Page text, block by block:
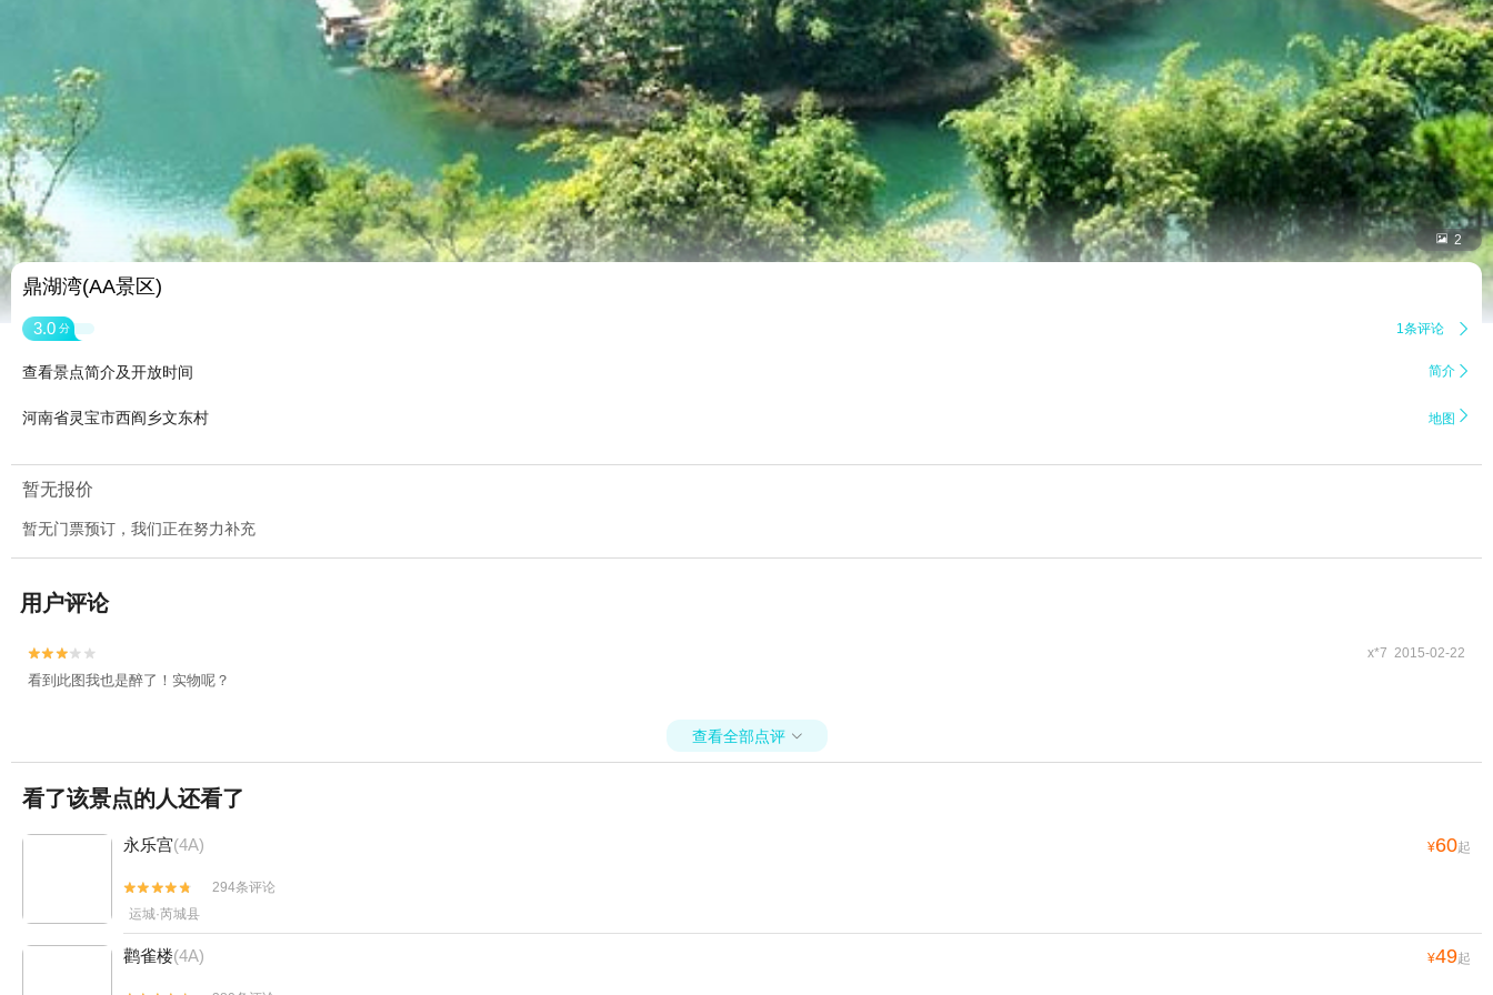
 2
鼎湖湾(AA景区)
3.0 分 1条评论 
查看景点简介及开放时间 简介 
河南省灵宝市西阎乡文东村 地图 
暂无报价
暂无门票预订，我们正在努力补充
用户评论

 x*7 2015-02-22
看到此图我也是醉了！实物呢？
查看全部点评 
看了该景点的人还看了
永乐宫(4A) ¥60起


294条评论
运城·芮城县
鹳雀楼(4A) ¥49起